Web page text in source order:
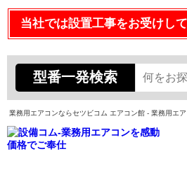
当社では設置工事をお受けし
型番一発検索
業務用エアコンならセツビコム エアコン館 - 業務用エ